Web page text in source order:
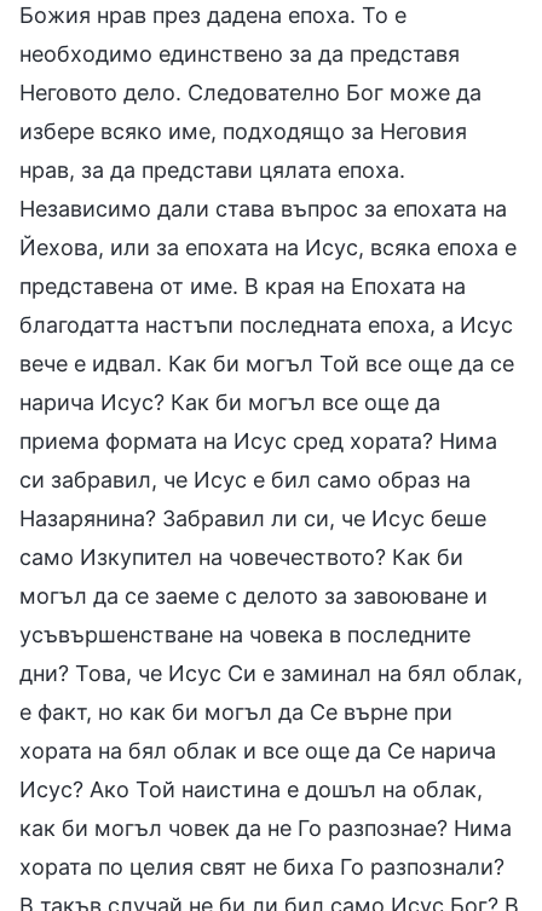
Божия нрав през дадена епоха. То е
необходимо единствено за да представя
Неговото дело. Следователно Бог може да
избере всяко име, подходящо за Неговия
нрав, за да представи цялата епоха.
Независимо дали става въпрос за епохата на
Йехова, или за епохата на Исус, всяка епоха е
представена от име. В края на Епохата на
благодатта настъпи последната епоха, а Исус
вече е идвал. Как би могъл Той все още да се
нарича Исус? Как би могъл все още да
приема формата на Исус сред хората? Нима
си забравил, че Исус е бил само образ на
Назарянина? Забравил ли си, че Исус беше
само Изкупител на човечеството? Как би
могъл да се заеме с делото за завоюване и
усъвършенстване на човека в последните
дни? Това, че Исус Си е заминал на бял облак,
е факт, но как би могъл да Се върне при
хората на бял облак и все още да Се нарича
Исус? Ако Той наистина е дошъл на облак,
как би могъл човек да не Го разпознае? Нима
хората по целия свят не биха Го разпознали?
В такъв случай не би ли бил само Исус Бог? В